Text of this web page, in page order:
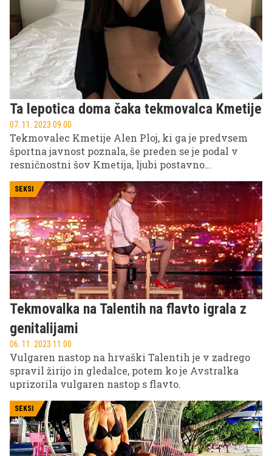
Ta lepotica doma čaka tekmovalca Kmetije
07. 11. 2023 09.00
Tekmovalec Kmetije Alen Ploj, ki ga je predvsem
športna javnost poznala, še preden se je podal v
resničnostni šov Kmetija, ljubi postavno
SEKSI
Tekmovalka na Talentih na flavto igrala z
genitalijami
06. 11. 2023 11.00
Vulgaren nastop na hrvaški Talentih je v zadrego
spravil žirijo in gledalce, potem ko je Avstralka
uprizorila vulgaren nastop s flavto.
SEKSI